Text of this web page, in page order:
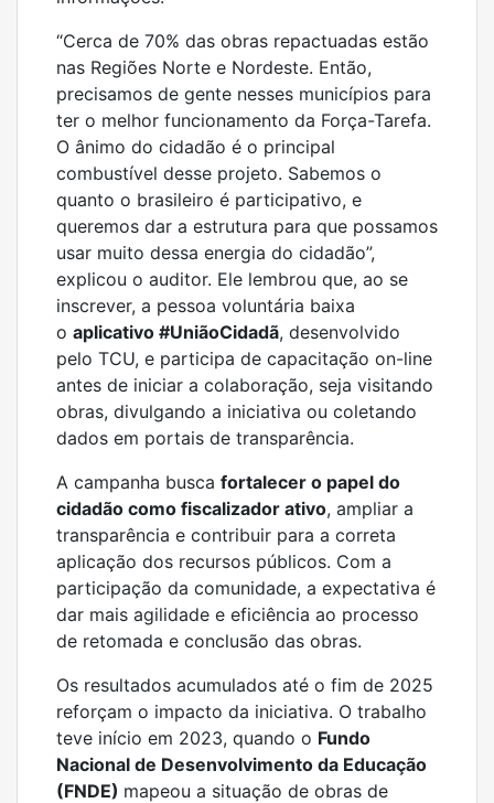
“Cerca de 70% das obras repactuadas estão
nas Regiões Norte e Nordeste. Então,
precisamos de gente nesses municípios para
ter o melhor funcionamento da Força-Tarefa.
O ânimo do cidadão é o principal
combustível desse projeto. Sabemos o
quanto o brasileiro é participativo, e
queremos dar a estrutura para que possamos
usar muito dessa energia do cidadão”,
explicou o auditor. Ele lembrou que, ao se
inscrever, a pessoa voluntária baixa
o aplicativo #UniãoCidadã, desenvolvido
pelo TCU, e participa de capacitação on-line
antes de iniciar a colaboração, seja visitando
obras, divulgando a iniciativa ou coletando
dados em portais de transparência.
A campanha busca fortalecer o papel do
cidadão como fiscalizador ativo, ampliar a
transparência e contribuir para a correta
aplicação dos recursos públicos. Com a
participação da comunidade, a expectativa é
dar mais agilidade e eficiência ao processo
de retomada e conclusão das obras.
Os resultados acumulados até o fim de 2025
reforçam o impacto da iniciativa. O trabalho
teve início em 2023, quando o Fundo
Nacional de Desenvolvimento da Educação
(FNDE) mapeou a situação de obras de